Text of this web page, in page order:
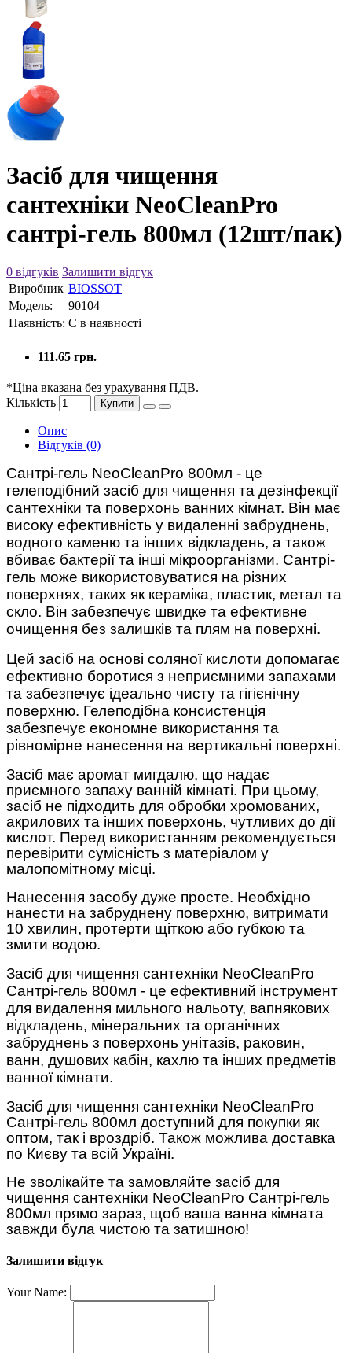
Засіб для чищення
сантехніки NeoCleanPro
сантрі-гель 800мл (12шт/пак)
0 відгуків Залишити відгук
Виробник BIOSSOT
Модель:
90104
Наявність: Є в наявності
111.65 грн.
*Ціна вказана без урахування ПДВ.
Кількість
Купити
Опис
Відгуків (0)
Сантрі-гель NeoCleanPro 800мл - це
гелеподібний засіб для чищення та дезінфекції
сантехніки та поверхонь ванних кімнат. Він має
високу ефективність у видаленні забруднень,
водного каменю та інших відкладень, а також
вбиває бактерії та інші мікроорганізми. Сантрі-
гель може використовуватися на різних
поверхнях, таких як кераміка, пластик, метал та
скло. Він забезпечує швидке та ефективне
очищення без залишків та плям на поверхні.
Цей засіб на основі соляної кислоти допомагає
ефективно боротися з неприємними запахами
та забезпечує ідеально чисту та гігієнічну
поверхню. Гелеподібна консистенція
забезпечує економне використання та
рівномірне нанесення на вертикальні поверхні.
Засіб має аромат мигдалю, що надає
приємного запаху ванній кімнаті. При цьому,
засіб не підходить для обробки хромованих,
акрилових та інших поверхонь, чутливих до дії
кислот. Перед використанням рекомендується
перевірити сумісність з матеріалом у
малопомітному місці.
Нанесення засобу дуже просте. Необхідно
нанести на забруднену поверхню, витримати
10 хвилин, протерти щіткою або губкою та
змити водою.
Засіб для чищення сантехніки NeoCleanPro
Сантрі-гель 800мл - це ефективний інструмент
для видалення мильного нальоту, вапнякових
відкладень, мінеральних та органічних
забруднень з поверхонь унітазів, раковин,
ванн, душових кабін, кахлю та інших предметів
ванної кімнати.
Засіб для чищення сантехніки NeoCleanPro
Сантрі-гель 800мл доступний для покупки як
оптом, так і вроздріб. Також можлива доставка
по Києву та всій Україні.
Не зволікайте та замовляйте засіб для
чищення сантехніки NeoCleanPro Сантрі-гель
800мл прямо зараз, щоб ваша ванна кімната
завжди була чистою та затишною!
Залишити відгук
Your Name: